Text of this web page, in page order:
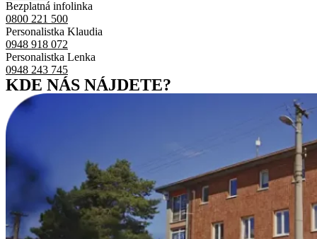
Bezplatná infolinka
0800 221 500
Personalistka Klaudia
0948 918 072
Personalistka Lenka
0948 243 745
KDE NÁS NÁJDETE?